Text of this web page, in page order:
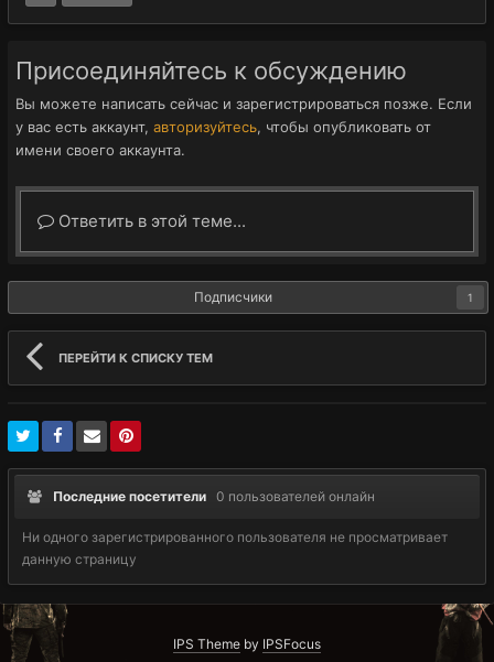
Присоединяйтесь к обсуждению
Вы можете написать сейчас и зарегистрироваться позже. Если
у вас есть аккаунт, авторизуйтесь, чтобы опубликовать от
имени своего аккаунта.
Ответить в этой теме...
Подписчики 1
ПЕРЕЙТИ К СПИСКУ ТЕМ
Последние посетители 0 пользователей онлайн
Ни одного зарегистрированного пользователя не просматривает
данную страницу
IPS Theme by IPSFocus